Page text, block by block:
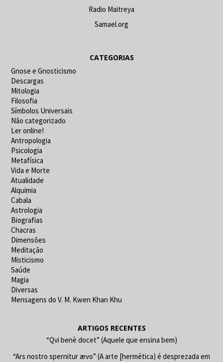
Radio Maitreya
Samael.org
CATEGORIAS
Gnose e Gnosticismo
Descargas
Mitologia
Filosofia
Símbolos Universais
Não categorizado
Ler online!
Antropologia
Psicologia
Metafísica
Vida e Morte
Atualidade
Alquimia
Cabala
Astrologia
Biografias
Chacras
Dimensões
Meditação
Misticismo
Saúde
Magia
Diversas
Mensagens do V. M. Kwen Khan Khu
ARTIGOS RECENTES
“Qvi benè docet” (Aquele que ensina bem)
“Ars nostro spernitur ævo” (A arte [hermética) é desprezada em